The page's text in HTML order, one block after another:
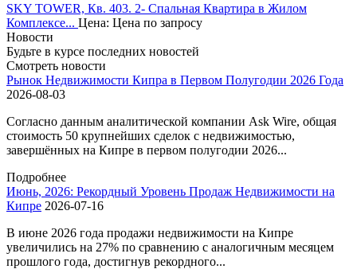
SKY TOWER, Кв. 403. 2- Спальная Квартира в Жилом
Комплексе... Цена: Цена по запросу
Новости
Будьте в курсе последних новостей
Смотреть новости
Рынок Недвижимости Кипра в Первом Полугодии 2026 Года
2026-08-03
Согласно данным аналитической компании Ask Wire, общая
стоимость 50 крупнейших сделок с недвижимостью,
завершённых на Кипре в первом полугодии 2026...
Подробнее
Июнь, 2026: Рекордный Уровень Продаж Недвижимости на
Кипре 2026-07-16
В июне 2026 года продажи недвижимости на Кипре
увеличились на 27% по сравнению с аналогичным месяцем
прошлого года, достигнув рекордного...